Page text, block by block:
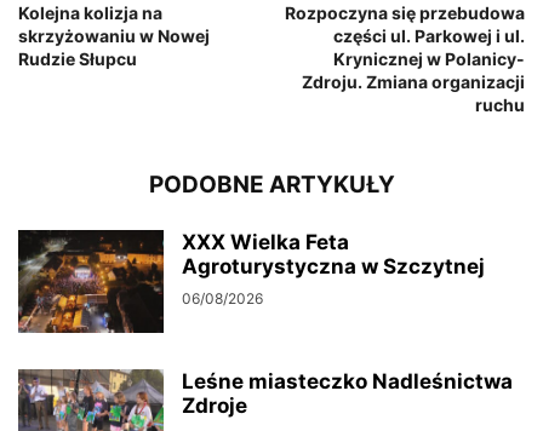
Kolejna kolizja na
skrzyżowaniu w Nowej
Rudzie Słupcu
Rozpoczyna się przebudowa
części ul. Parkowej i ul.
Krynicznej w Polanicy-
Zdroju. Zmiana organizacji
ruchu
PODOBNE ARTYKUŁY
XXX Wielka Feta
Agroturystyczna w Szczytnej
06/08/2026
Leśne miasteczko Nadleśnictwa
Zdroje